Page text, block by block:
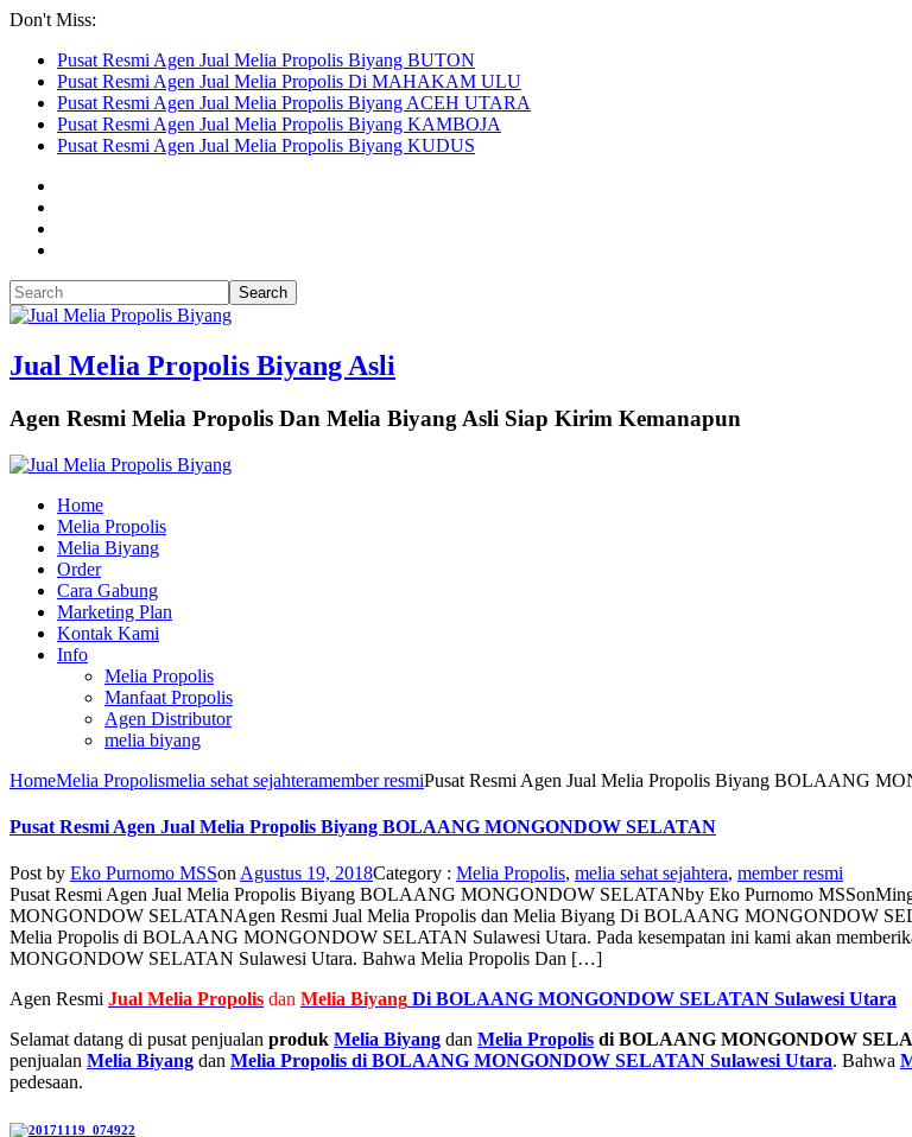
Don't Miss:
Pusat Resmi Agen Jual Melia Propolis Biyang BUTON
Pusat Resmi Agen Jual Melia Propolis Di MAHAKAM ULU
Pusat Resmi Agen Jual Melia Propolis Biyang ACEH UTARA
Pusat Resmi Agen Jual Melia Propolis Biyang KAMBOJA
Pusat Resmi Agen Jual Melia Propolis Biyang KUDUS
Jual Melia Propolis Biyang Asli
Agen Resmi Melia Propolis Dan Melia Biyang Asli Siap Kirim Kemanapun
Home
Melia Propolis
Melia Biyang
Order
Cara Gabung
Marketing Plan
Kontak Kami
Info
Melia Propolis
Manfaat Propolis
Agen Distributor
melia biyang
HomeMelia Propolismelia sehat sejahteramember resmiPusat Resmi Agen Jual Melia Propolis Biyang BOLAANG
Pusat Resmi Agen Jual Melia Propolis Biyang BOLAANG MONGONDOW SELATAN
Post by Eko Purnomo MSSon Agustus 19, 2018Category : Melia Propolis, melia sehat sejahtera, member resmi
Pusat Resmi Agen Jual Melia Propolis Biyang BOLAANG MONGONDOW SELATANby Eko Purnomo MSSon
MONGONDOW SELATANAgen Resmi Jual Melia Propolis dan Melia Biyang Di BOLAANG MONGONDOW
Melia Propolis di BOLAANG MONGONDOW SELATAN Sulawesi Utara. Pada kesempatan ini kami akan
MONGONDOW SELATAN Sulawesi Utara. Bahwa Melia Propolis Dan […]
Agen Resmi Jual Melia Propolis dan Melia Biyang Di BOLAANG MONGONDOW SELATAN Sulawesi Utara
Selamat datang di pusat penjualan produk Melia Biyang dan Melia Propolis di BOLAANG MONGONDOW
penjualan Melia Biyang dan Melia Propolis di BOLAANG MONGONDOW SELATAN Sulawesi Utara. Bahwa
pedesaan.